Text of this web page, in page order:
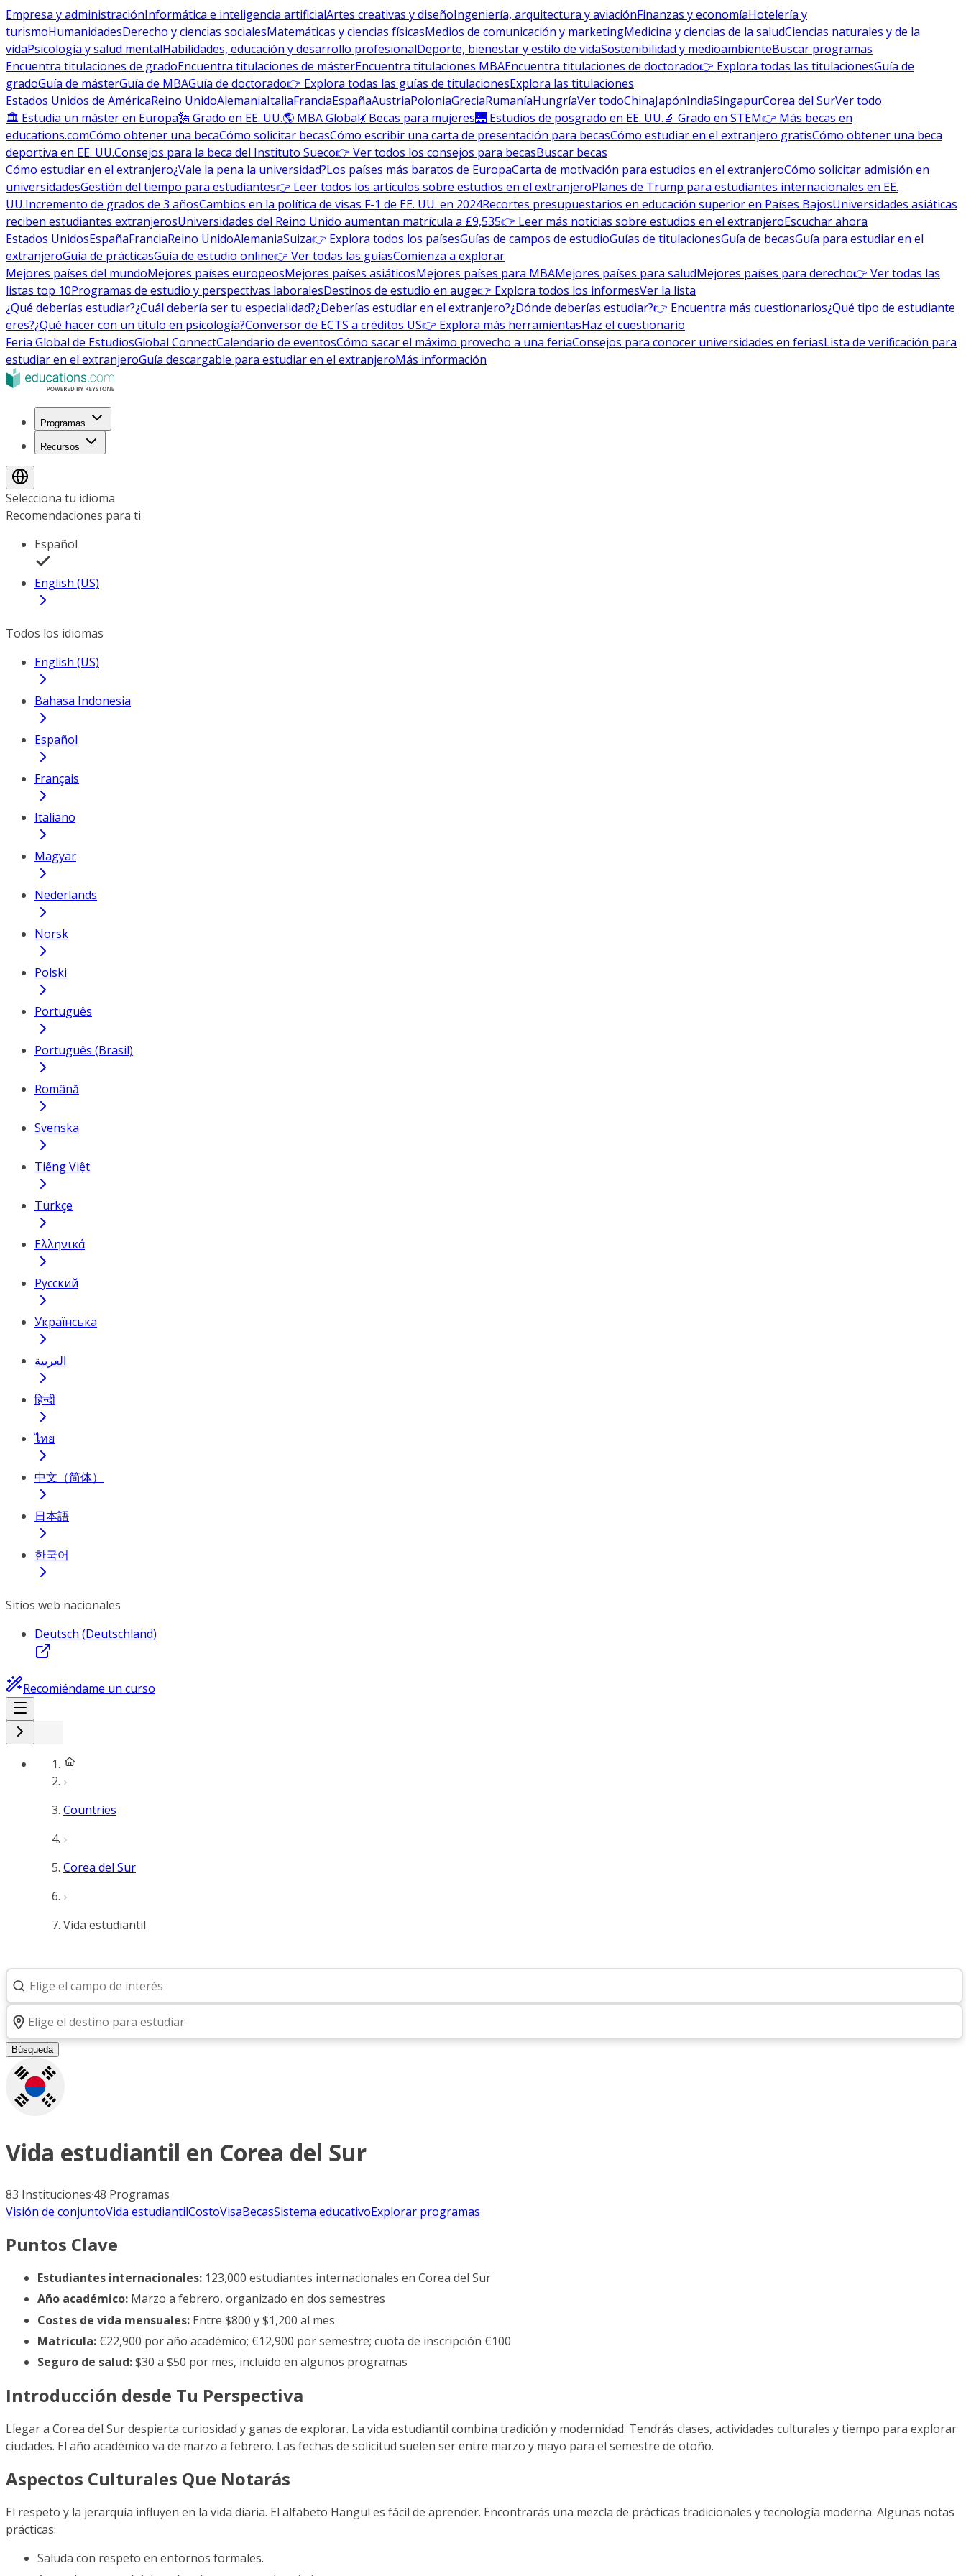
Empresa y administraciónInformática e inteligencia artificialArtes creativas y diseñoIngeniería, arquitectura y aviaciónFinanzas y economíaHotelería y
turismoHumanidadesDerecho y ciencias socialesMatemáticas y ciencias físicasMedios de comunicación y marketingMedicina y ciencias de la saludCiencias naturales y de la
vidaPsicología y salud mentalHabilidades, educación y desarrollo profesionalDeporte, bienestar y estilo de vidaSostenibilidad y medioambienteBuscar programas
Encuentra titulaciones de gradoEncuentra titulaciones de másterEncuentra titulaciones MBAEncuentra titulaciones de doctorado👉 Explora todas las titulacionesGuía de
gradoGuía de másterGuía de MBAGuía de doctorado👉 Explora todas las guías de titulacionesExplora las titulaciones
Estados Unidos de AméricaReino UnidoAlemaniaItaliaFranciaEspañaAustriaPoloniaGreciaRumaníaHungríaVer todoChinaJapónIndiaSingapurCorea del SurVer todo
🏛 Estudia un máster en Europa🗽 Grado en EE. UU.🌎 MBA Global💃 Becas para mujeres🌉 Estudios de posgrado en EE. UU.🔬 Grado en STEM👉 Más becas en
educations.comCómo obtener una becaCómo solicitar becasCómo escribir una carta de presentación para becasCómo estudiar en el extranjero gratisCómo obtener una beca
deportiva en EE. UU.Consejos para la beca del Instituto Sueco👉 Ver todos los consejos para becasBuscar becas
Cómo estudiar en el extranjero¿Vale la pena la universidad?Los países más baratos de EuropaCarta de motivación para estudios en el extranjeroCómo solicitar admisión en
universidadesGestión del tiempo para estudiantes👉 Leer todos los artículos sobre estudios en el extranjeroPlanes de Trump para estudiantes internacionales en EE.
UU.Incremento de grados de 3 añosCambios en la política de visas F-1 de EE. UU. en 2024Recortes presupuestarios en educación superior en Países BajosUniversidades asiáticas
reciben estudiantes extranjerosUniversidades del Reino Unido aumentan matrícula a £9,535👉 Leer más noticias sobre estudios en el extranjeroEscuchar ahora
Estados UnidosEspañaFranciaReino UnidoAlemaniaSuiza👉 Explora todos los paísesGuías de campos de estudioGuías de titulacionesGuía de becasGuía para estudiar en el
extranjeroGuía de prácticasGuía de estudio online👉 Ver todas las guíasComienza a explorar
Mejores países del mundoMejores países europeosMejores países asiáticosMejores países para MBAMejores países para saludMejores países para derecho👉 Ver todas las
listas top 10Programas de estudio y perspectivas laboralesDestinos de estudio en auge👉 Explora todos los informesVer la lista
¿Qué deberías estudiar?¿Cuál debería ser tu especialidad?¿Deberías estudiar en el extranjero?¿Dónde deberías estudiar?👉 Encuentra más cuestionarios¿Qué tipo de estudiante
eres?¿Qué hacer con un título en psicología?Conversor de ECTS a créditos US👉 Explora más herramientasHaz el cuestionario
Feria Global de EstudiosGlobal ConnectCalendario de eventosCómo sacar el máximo provecho a una feriaConsejos para conocer universidades en feriasLista de verificación para
estudiar en el extranjeroGuía descargable para estudiar en el extranjeroMás información
Programas
Recursos
Selecciona tu idioma
Recomendaciones para ti
Español
English (US)
Todos los idiomas
English (US)
Bahasa Indonesia
Español
Français
Italiano
Magyar
Nederlands
Norsk
Polski
Português
Português (Brasil)
Română
Svenska
Tiếng Việt
Türkçe
Ελληνικά
Русский
Українська
العربية
हिन्दी
ไทย
中文（简体）
日本語
한국어
Sitios web nacionales
Deutsch (Deutschland)
Recomiéndame un curso
Countries
Corea del Sur
Vida estudiantil
Búsqueda
Vida estudiantil en Corea del Sur
83 Instituciones·48 Programas
Visión de conjuntoVida estudiantilCostoVisaBecasSistema educativoExplorar programas
Puntos Clave
Estudiantes internacionales: 123,000 estudiantes internacionales en Corea del Sur
Año académico: Marzo a febrero, organizado en dos semestres
Costes de vida mensuales: Entre $800 y $1,200 al mes
Matrícula: €22,900 por año académico; €12,900 por semestre; cuota de inscripción €100
Seguro de salud:$30 a $50 por mes, incluido en algunos programas
Introducción desde Tu Perspectiva
Llegar a Corea del Sur despierta curiosidad y ganas de explorar. La vida estudiantil combina tradición y modernidad. Tendrás clases, actividades culturales y tiempo para explorar
ciudades. El año académico va de marzo a febrero. Las fechas de solicitud suelen ser entre marzo y mayo para el semestre de otoño.
Aspectos Culturales Que Notarás
El respeto y la jerarquía influyen en la vida diaria. El alfabeto Hangul es fácil de aprender. Encontrarás una mezcla de prácticas tradicionales y tecnología moderna. Algunas notas
prácticas:
Saluda con respeto en entornos formales.